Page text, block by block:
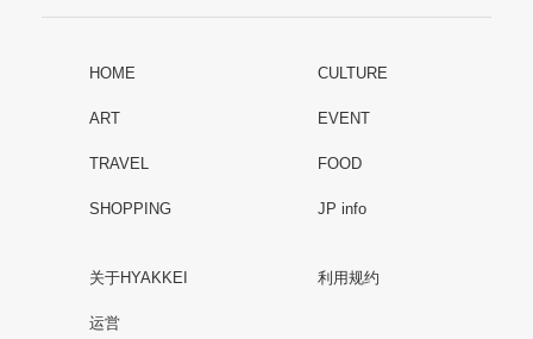
HOME CULTURE
ART EVENT
TRAVEL FOOD
SHOPPING JP info
关于HYAKKEI 利用规约
运営